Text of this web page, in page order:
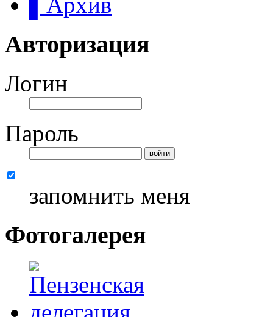
Авторизация
Логин
Пароль
запомнить меня
Фотогалерея